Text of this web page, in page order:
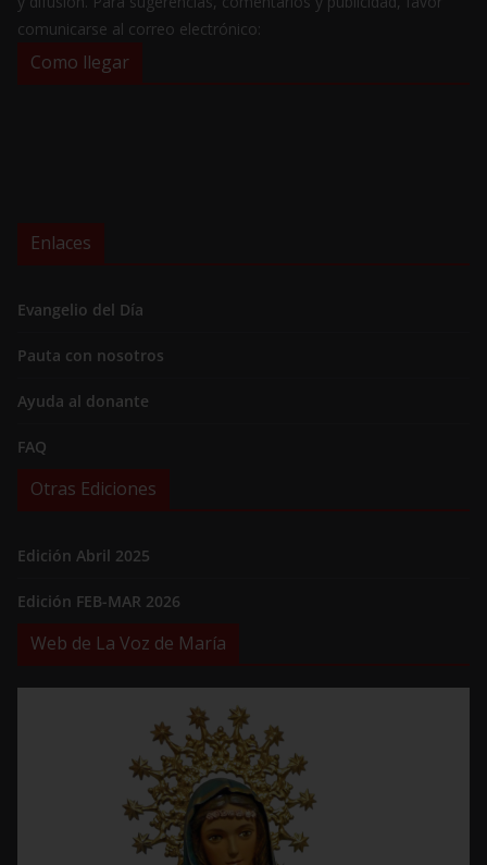
comunicarse al correo electrónico:
Como llegar
Enlaces
Evangelio del Día
Pauta con nosotros
Ayuda al donante
FAQ
Otras Ediciones
Edición Abril 2025
Edición FEB-MAR 2026
Web de La Voz de María